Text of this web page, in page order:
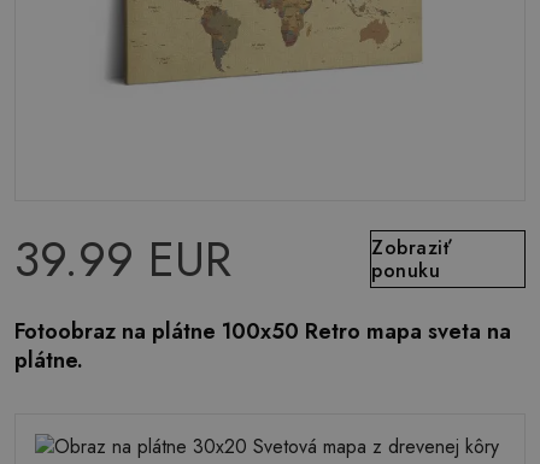
39.99 EUR
Zobraziť
ponuku
Fotoobraz na plátne 100x50 Retro mapa sveta na
plátne.